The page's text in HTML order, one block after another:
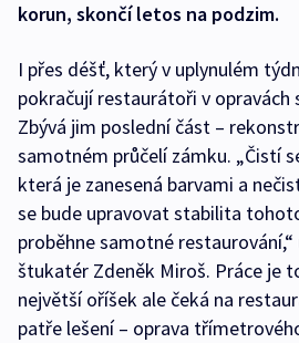
korun, skončí letos na podzim.
I přes déšť, který v uplynulém
pokračují restaurátoři v opravách
Zbývá jim poslední část –
samotném průčelí zámku. „Čistí
která je zanesená barvami a
se bude upravovat stabilita
proběhne samotné
štukatér Zdeněk Miroš. Práce je
největší oříšek ale čeká na
patře lešení – oprava